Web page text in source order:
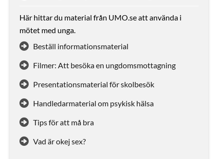
Här hittar du material från UMO.se att använda i
mötet med unga.
Beställ informationsmaterial
Filmer: Att besöka en ungdomsmottagning
Presentationsmaterial för skolbesök
Handledarmaterial om psykisk hälsa
Tips för att må bra
Vad är okej sex?